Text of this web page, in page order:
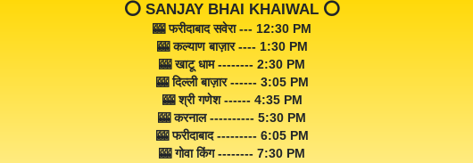
⭕️ SANJAY BHAI KHAIWAL ⭕️
🎰 फरीदाबाद सवेरा --- 12:30 PM
🎰 कल्याण बाज़ार ---- 1:30 PM
🎰 खाटू धाम -------- 2:30 PM
🎰 दिल्ली बाज़ार ------ 3:05 PM
🎰 श्री गणेश ------ 4:35 PM
🎰 करनाल ---------- 5:30 PM
🎰 फरीदाबाद --------- 6:05 PM
🎰 गोवा किंग -------- 7:30 PM